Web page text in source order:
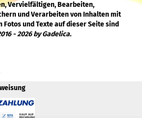
Vervielfältigen, Bearbeiten,
und Verarbeiten von Inhalten mit
Fotos und Texte auf dieser Seite sind
- 2026 by Gadelica.